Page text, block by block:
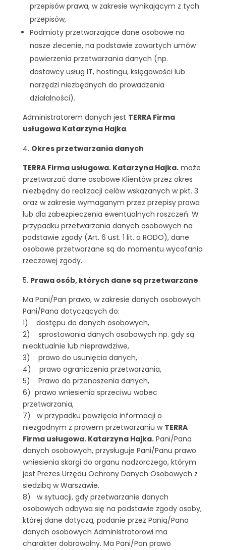
przepisów prawa, w zakresie wynikającym z tych
przepisów,
Podmioty przetwarzające dane osobowe na
nasze zlecenie, na podstawie zawartych umów
powierzenia przetwarzania danych (np.
dostawcy usług IT, hostingu, księgowości lub
narzędzi niezbędnych do prowadzenia
działalności).
Administratorem danych jest TERRA Firma
usługowa Katarzyna Hajka.
Okres przetwarzania danych
TERRA Firma usługowa. Katarzyna Hajka.może
przetwarzać dane osobowe Klientów przez okres
niezbędny do realizacji celów wskazanych w pkt. 3
oraz w zakresie wymaganym przez przepisy prawa
lub dla zabezpieczenia ewentualnych roszczeń. W
przypadku przetwarzania danych osobowych na
podstawie zgody (Art. 6 ust. 1 lit. a RODO), dane
osobowe przetwarzane są do momentu wycofania
rzeczowej zgody.
Prawa osób, których dane są przetwarzane
Ma Pani/Pan prawo, w zakresie danych osobowych
Pani/Pana dotyczących do:
1) dostępu do danych osobowych,
2) sprostowania danych osobowych np. gdy są
nieaktualnie lub nieprawdziwe,
3) prawo do usunięcia danych,
4) prawo ograniczenia przetwarzania,
5) Prawo do przenoszenia danych,
6) prawo wniesienia sprzeciwu wobec
przetwarzania,
7) w przypadku powzięcia informacji o
niezgodnym z prawem przetwarzaniu w TERRA
Firma usługowa. Katarzyna Hajka.Pani/Pana
danych osobowych, przysługuje Pani/Panu prawo
wniesienia skargi do organu nadzorczego, którym
jest Prezes Urzędu Ochrony Danych Osobowych z
siedzibą w Warszawie.
8) w sytuacji, gdy przetwarzanie danych
osobowych odbywa się na podstawie zgody osoby,
której dane dotyczą, podanie przez Panią/Pana
danych osobowych Administratorowi ma
charakter dobrowolny. Ma Pani/Pan prawo